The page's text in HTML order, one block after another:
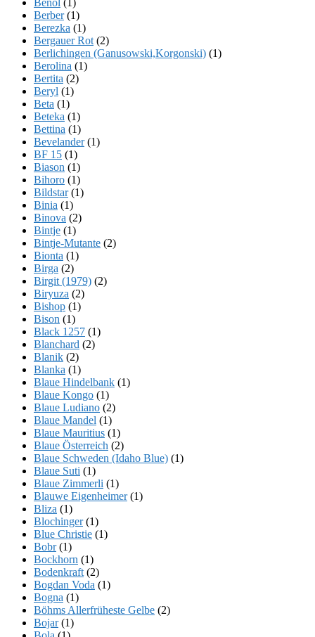
Berber(1)
Berezka (1)
Bergauer Rot (2)
Berlichingen (Ganusowski,Korgonski) (1)
Berolina (1)
Bertita (2)
Beryl (1)
Beta (1)
Beteka (1)
Bettina (1)
Bevelander(1)
BF 15 (1)
Biason (1)
Bihoro (1)
Bildstar(1)
Binia (1)
Binova (2)
Bintje (1)
Bintje-Mutante (2)
Bionta (1)
Birga (2)
Birgit (1979) (2)
Biryuza (2)
Bishop (1)
Bison (1)
Black 1257 (1)
Blanchard (2)
Blanik (2)
Blanka (1)
Blaue Hindelbank (1)
Blaue Kongo (1)
Blaue Ludiano (2)
Blaue Mandel (1)
Blaue Mauritius (1)
Blaue Österreich (2)
Blaue Schweden (Idaho Blue) (1)
Blaue Suti (1)
Blaue Zimmerli (1)
Blauwe Eigenheimer(1)
Bliza (1)
Blochinger(1)
Blue Christie (1)
Bobr(1)
Bockhorn (1)
Bodenkraft (2)
Bogdan Voda (1)
Bogna (1)
Böhms Allerfrüheste Gelbe (2)
Bojar(1)